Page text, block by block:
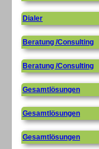
Dialer
Beratung /Consulting
Beratung /Consulting
Gesamtlösungen
Gesamtlösungen
Gesamtlösungen